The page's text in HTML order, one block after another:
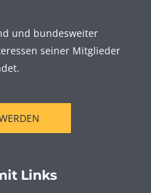
und bundesweiter
seiner Mitglieder
Links